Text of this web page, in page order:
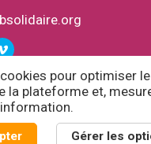
Vimeo
Jay / Laboratoire des
pour optimiser le
la plateforme et,
Gérer les